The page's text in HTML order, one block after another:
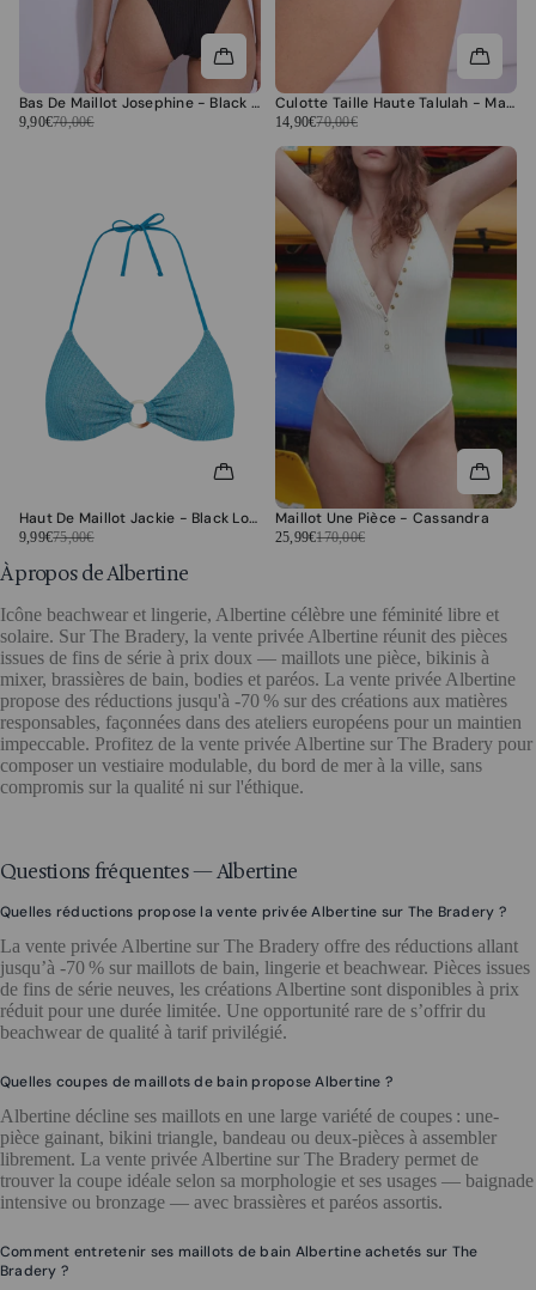
Bas De Maillot Josephine - Black Folk
9,90€70,00€
Culotte Taille Haute Talulah - Malaga
14,90€70,00€
Haut De Maillot Jackie - Black Loop
9,99€75,00€
Maillot Une Pièce - Cassandra
25,99€170,00€
À propos de Albertine
Icône beachwear et lingerie, Albertine célèbre une féminité libre et
solaire. Sur The Bradery, la vente privée Albertine réunit des pièces
issues de fins de série à prix doux — maillots une pièce, bikinis à
mixer, brassières de bain, bodies et paréos. La vente privée Albertine
propose des réductions jusqu'à -70 % sur des créations aux matières
responsables, façonnées dans des ateliers européens pour un maintien
impeccable. Profitez de la vente privée Albertine sur The Bradery pour
composer un vestiaire modulable, du bord de mer à la ville, sans
compromis sur la qualité ni sur l'éthique.
Questions fréquentes — Albertine
Quelles réductions propose la vente privée Albertine sur The Bradery ?
La vente privée Albertine sur The Bradery offre des réductions allant
jusqu’à -70 % sur maillots de bain, lingerie et beachwear. Pièces issues
de fins de série neuves, les créations Albertine sont disponibles à prix
réduit pour une durée limitée. Une opportunité rare de s’offrir du
beachwear de qualité à tarif privilégié.
Quelles coupes de maillots de bain propose Albertine ?
Albertine décline ses maillots en une large variété de coupes : une-
pièce gainant, bikini triangle, bandeau ou deux-pièces à assembler
librement. La vente privée Albertine sur The Bradery permet de
trouver la coupe idéale selon sa morphologie et ses usages — baignade
intensive ou bronzage — avec brassières et paréos assortis.
Comment entretenir ses maillots de bain Albertine achetés sur The
Bradery ?